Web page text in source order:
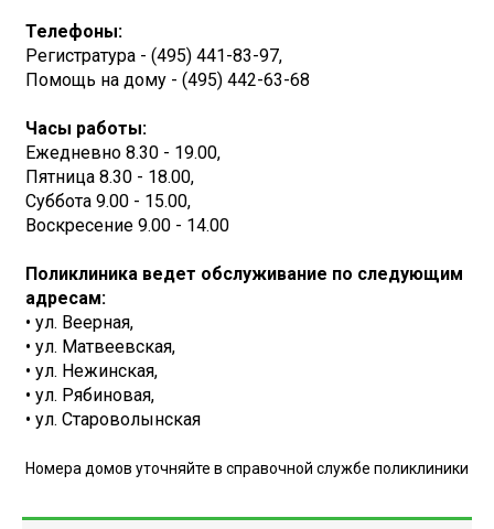
Телефоны:
Регистратура - (495) 441-83-97,
Помощь на дому - (495) 442-63-68
Часы работы:
Ежедневно 8.30 - 19.00,
Пятница 8.30 - 18.00,
Суббота 9.00 - 15.00,
Воскресение 9.00 - 14.00
Поликлиника ведет обслуживание по следующим
адресам:
• ул. Веерная,
• ул. Матвеевская,
• ул. Нежинская,
• ул. Рябиновая,
• ул. Староволынская
Номера домов уточняйте в справочной службе поликлиники